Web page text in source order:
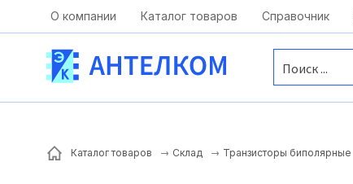
Москва, ул. Московская, д.1 офис 1
О компании Каталог товаров Справочник
Каталог товаров Склад Транзисторы биполярные